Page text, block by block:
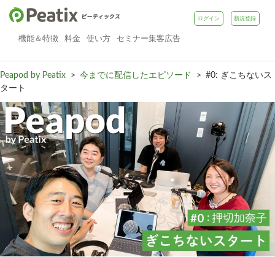
機能＆特徴 料金 使い方 セミナー集客広告
ログイン 新規登録
Peapod by Peatix > 今までに配信したエピソード > #0: ぎこちないス
タート